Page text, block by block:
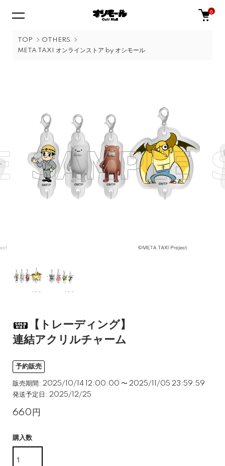
0
TOP
OTHERS
META TAXI オンラインストア by オシモール
【トレーディング】
連結アクリルチャーム
予約販売
販売期間: 2025/10/14 12:00:00 〜 2025/11/05 23:59:59
発送予定日: 2025/12/25
660円
購入数